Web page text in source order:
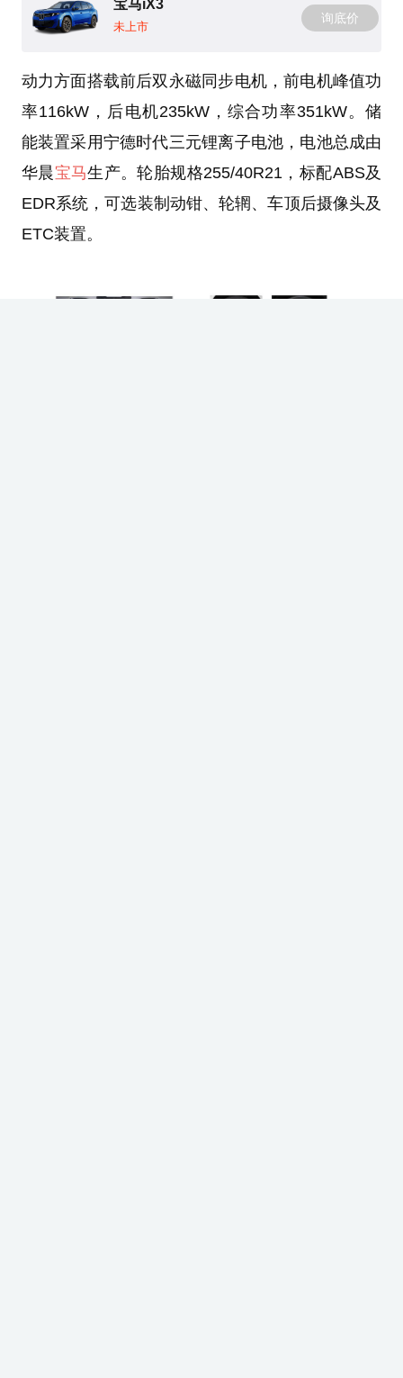
宝马iX3
未上市
询底价
动力方面搭载前后双永磁同步电机，前电机峰值功
率116kW，后电机235kW，综合功率351kW。储
能装置采用宁德时代三元锂离子电池，电池总成由
华晨宝马生产。轮胎规格255/40R21，标配ABS及
EDR系统，可选装制动钳、轮辋、车顶后摄像头及
ETC装置。